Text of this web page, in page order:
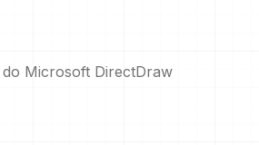
Microsoft DirectDraw